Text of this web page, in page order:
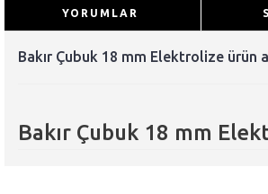
YORUMLAR
Bakır Çubuk 18 mm Elektrolize ürün
Bakır Çubuk 18 mm